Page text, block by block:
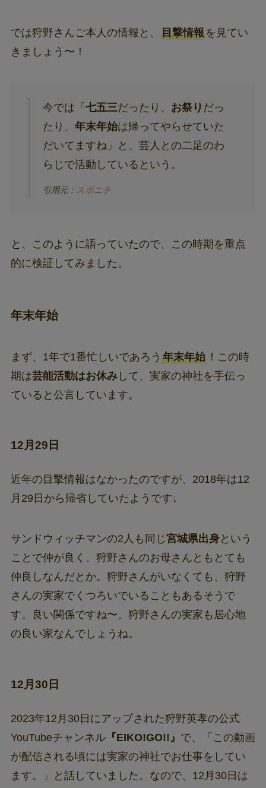
では狩野さんご本人の情報と、 目撃情報を見てい
きましょう〜！
今では「 七五三だったり、 お祭り だっ
たり、 年末年始は帰ってやらせていた
だいてますね」と、芸人との二足のわ
らじで活動しているという。
引用元： スポニチ
と、このように語っていたので、この時期を重点
的に検証してみました。
年末年始
まず、1年で1番忙しいであろう 年末年始！この時
期は芸能活動はお休みして、実家の神社を手伝っ
ていると公言しています。
12月29日
近年の目撃情報はなかったのですが、2018年は12
月29日から帰省していたようです↓
サンドウィッチマンの2人も同じ宮城県出身という
ことで仲が良く、狩野さんのお母さんともとても
仲良しなんだとか。狩野さんがいなくても、狩野
さんの実家でくつろいでいることもあるそうで
す。良い関係ですね〜。狩野さんの実家も居心地
の良い家なんでしょうね。
12月30日
2023年12月30日にアップされた狩野英孝の公式
YouTubeチャンネル『EIKO!GO!!』 で、「この動画
が配信される頃には実家の神社でお仕事をしてい
ます。」と話していました。なので、12月30日は